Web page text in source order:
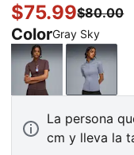
$75.99$80.00
ColorGray Sky
Chocolate Brown
Gray
La persona
cm y lleva la